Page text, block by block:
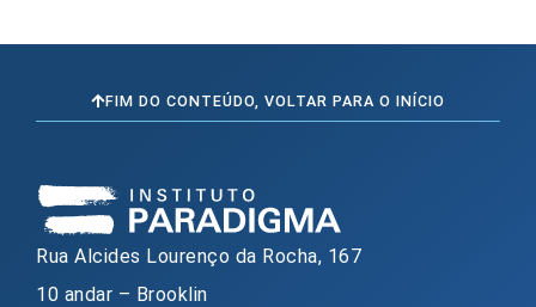
FIM DO CONTEÚDO, VOLTAR PARA O INÍCIO
Rua Alcides Lourenço da Rocha, 167
10 andar – Brooklin